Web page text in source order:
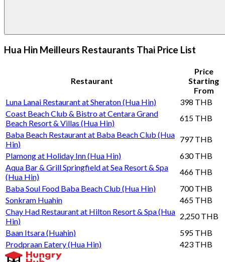
Hua Hin Meilleurs Restaurants Thai Price List
Restaurant
Price
Starting
From
Luna Lanai Restaurant at Sheraton (Hua Hin)
398 THB
Coast Beach Club & Bistro at Centara Grand
Beach Resort & Villas (Hua Hin)
615 THB
Baba Beach Restaurant at Baba Beach Club (Hua
Hin)
797 THB
Plamong at Holiday Inn (Hua Hin)
630 THB
Aqua Bar & Grill Springfield at Sea Resort & Spa
(Hua Hin)
466 THB
Baba Soul Food Baba Beach Club (Hua Hin)
700 THB
Sonkram Huahin
465 THB
Chay Had Restaurant at Hilton Resort & Spa (Hua
Hin)
2,250 THB
Baan Itsara (Huahin)
595 THB
Prodpraan Eatery (Hua Hin)
423 THB